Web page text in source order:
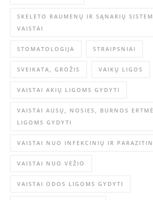
SKELETO RAUMENŲ IR SĄNARIŲ
VAISTAI
STOMATOLOGIJA STRAIPSNIAI
SVEIKATA, GROŽIS VAIKŲ LIGOS
VAISTAI AKIŲ LIGOMS GYDYTI
VAISTAI AUSŲ, NOSIES, BURNOS
LIGOMS GYDYTI
VAISTAI NUO INFEKCINIŲ IR
VAISTAI NUO VĖŽIO
VAISTAI ODOS LIGOMS GYDYTI